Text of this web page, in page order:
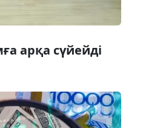
арқа сүйейді